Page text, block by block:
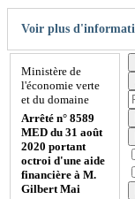
Voir plus
Ministère de
l'économie verte
et du domaine
Arrêté n° 8589
MED du 31 août
2020 portant
octroi d'une aide
financière à M.
Gilbert Mai